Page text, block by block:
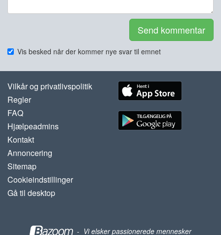
Send kommentar
Vis besked når der kommer nye svar til emnet
Vilkår og privatlivspolitik
Regler
FAQ
Hjælpeadmins
Kontakt
Annoncering
Sitemap
Cookieindstillinger
Gå til desktop
- Vi elsker passionerede mennesker